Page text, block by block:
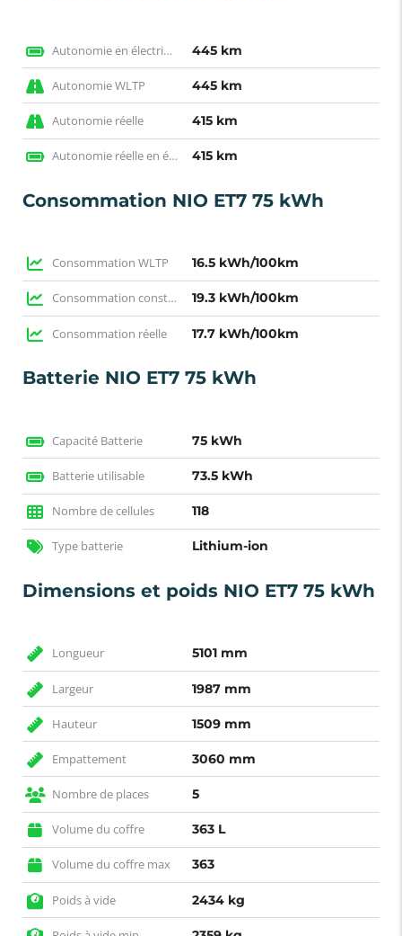
Autonomie en électrique WLTP 445 km
Autonomie WLTP 445 km
Autonomie réelle 415 km
Autonomie réelle en électrique 415 km
Consommation NIO ET7 75 kWh
Consommation WLTP 16.5 kWh/100km
Consommation constructeur 19.3 kWh/100km
Consommation réelle 17.7 kWh/100km
Batterie NIO ET7 75 kWh
Capacité Batterie 75 kWh
Batterie utilisable 73.5 kWh
Nombre de cellules 118
Type batterie Lithium-ion
Dimensions et poids NIO ET7 75 kWh
Longueur 5101 mm
Largeur 1987 mm
Hauteur 1509 mm
Empattement 3060 mm
Nombre de places 5
Volume du coffre 363 L
Volume du coffre max 363
Poids à vide 2434 kg